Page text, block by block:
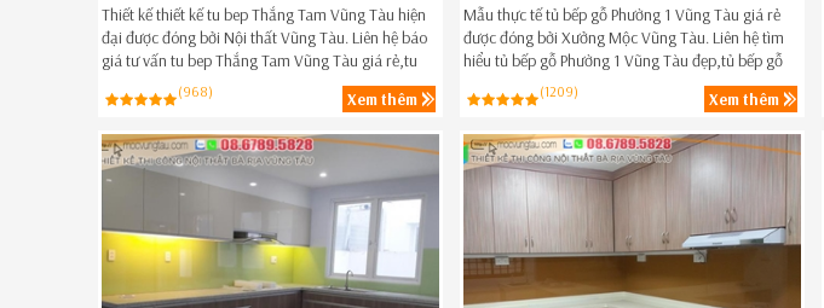
Thiết kế thiết kế tu bep Thắng Tam Vũng Tàu hiện
đại được đóng bởi Nội thất Vũng Tàu. Liên hệ báo
giá tư vấn tu bep Thắng Tam Vũng Tàu giá rẻ,tu
bep đẹp giá rẻ Thắng Tam Vũng Tàu ngay hôm nay
SĐT 08.6789.5828.
(968) Xem thêm
Mẫu thực tế tủ bếp gỗ Phường 1 Vũng Tàu giá rẻ
được đóng bởi Xưởng Mộc Vũng Tàu. Liên hệ tìm
hiểu tủ bếp gỗ Phường 1 Vũng Tàu đẹp,tủ bếp gỗ
đẹp giá rẻ Phường 1 Vũng Tàu ngay hôm nay
086.789.5828.
(1209) Xem thêm